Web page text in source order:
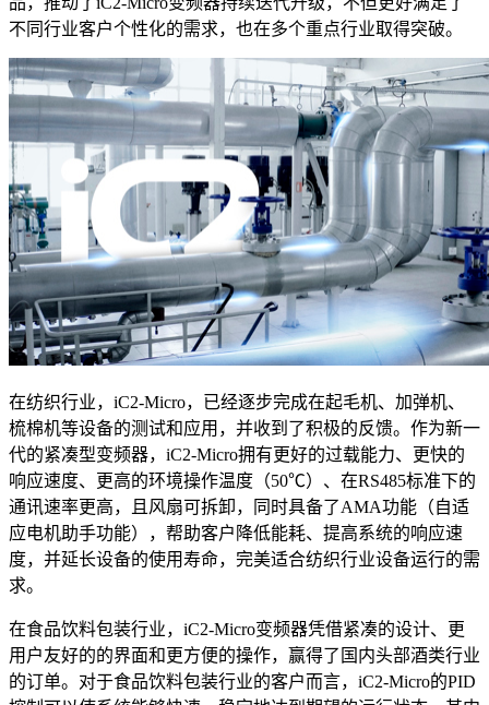
不同行业客户个性化的需求，也在多个重点行业取得突破。
在纺织行业，iC2-Micro，已经逐步完成在起毛机、加弹机、
梳棉机等设备的测试和应用，并收到了积极的反馈。作为新一
代的紧凑型变频器，iC2-Micro拥有更好的过载能力、更快的
响应速度、更高的环境操作温度（50℃）、在RS485标准下的
通讯速率更高，且风扇可拆卸，同时具备了AMA功能（自适
应电机助手功能），帮助客户降低能耗、提高系统的响应速
度，并延长设备的使用寿命，完美适合纺织行业设备运行的需
求。
在食品饮料包装行业，iC2-Micro变频器凭借紧凑的设计、更
用户友好的的界面和更方便的操作，赢得了国内头部酒类行业
的订单。对于食品饮料包装行业的客户而言，iC2-Micro的PID